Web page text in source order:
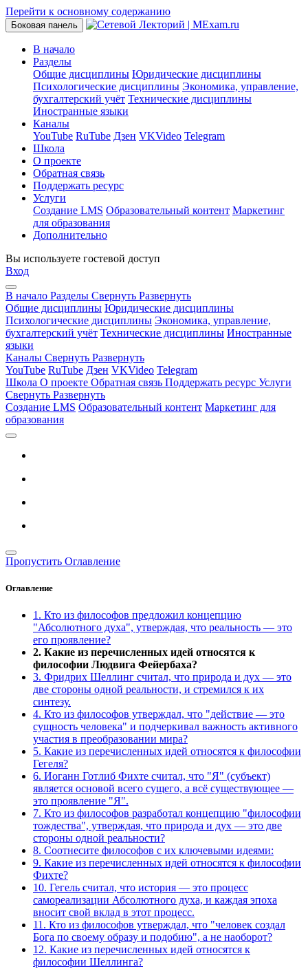
Перейти к основному содержанию
Боковая панель
В начало
Разделы
Общие дисциплины Юридические дисциплины
Психологические дисциплины Экономика, управление,
бухгалтерский учёт Технические дисциплины
Иностранные языки
Каналы
YouTube RuTube Дзен VKVideo Telegram
Школа
О проекте
Обратная связь
Поддержать ресурс
Услуги
Создание LMS Образовательный контент Маркетинг
для образования
Дополнительно
Вы используете гостевой доступ
Вход
В начало Разделы Свернуть Развернуть
Общие дисциплины Юридические дисциплины
Психологические дисциплины Экономика, управление,
бухгалтерский учёт Технические дисциплины Иностранные
языки
Каналы Свернуть Развернуть
YouTube RuTube Дзен VKVideo Telegram
Школа О проекте Обратная связь Поддержать ресурс Услуги
Свернуть Развернуть
Создание LMS Образовательный контент Маркетинг для
образования
Пропустить Оглавление
Оглавление
1. Кто из философов предложил концепцию
"Абсолютного духа", утверждая, что реальность — это
его проявление?
2. Какие из перечисленных идей относятся к
философии Людвига Фейербаха?
3. Фридрих Шеллинг считал, что природа и дух — это
две стороны одной реальности, и стремился к их
синтезу.
4. Кто из философов утверждал, что "действие — это
сущность человека" и подчеркивал важность активного
участия в преобразовании мира?
5. Какие из перечисленных идей относятся к философии
Гегеля?
6. Иоганн Готлиб Фихте считал, что "Я" (субъект)
является основой всего сущего, а всё существующее —
это проявление "Я".
7. Кто из философов разработал концепцию "философии
тождества", утверждая, что природа и дух — это две
стороны одной реальности?
8. Соотнесите философов с их ключевыми идеями:
9. Какие из перечисленных идей относятся к философии
Фихте?
10. Гегель считал, что история — это процесс
самореализации Абсолютного духа, и каждая эпоха
вносит свой вклад в этот процесс.
11. Кто из философов утверждал, что "человек создал
Бога по своему образу и подобию", а не наоборот?
12. Какие из перечисленных идей относятся к
философии Шеллинга?